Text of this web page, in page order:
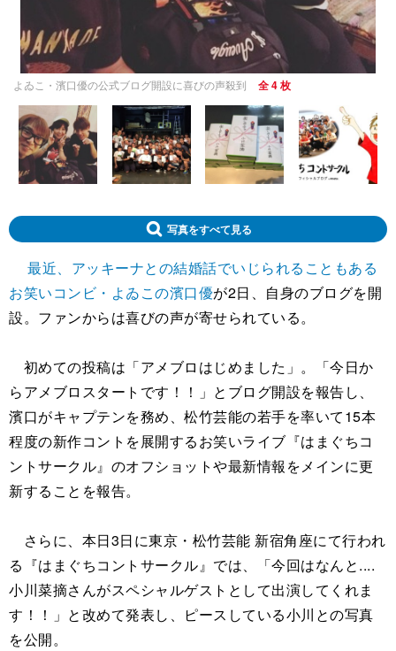
よゐこ・濱口優の公式ブログ開設に喜びの声殺到 全 4 枚
写真をすべて見る
最近、アッキーナとの結婚話でいじられることもある
お笑いコンビ・よゐこの濱口優が2日、自身のブログを開
設。ファンからは喜びの声が寄せられている。
初めての投稿は「アメブロはじめました」。「今日か
らアメブロスタートです！！」とブログ開設を報告し、
濱口がキャプテンを務め、松竹芸能の若手を率いて15本
程度の新作コントを展開するお笑いライブ『はまぐちコ
ントサークル』のオフショットや最新情報をメインに更
新することを報告。
さらに、本日3日に東京・松竹芸能 新宿角座にて行われ
る『はまぐちコントサークル』では、「今回はなんと....
小川菜摘さんがスペシャルゲストとして出演してくれま
す！！」と改めて発表し、ピースしている小川との写真
を公開。